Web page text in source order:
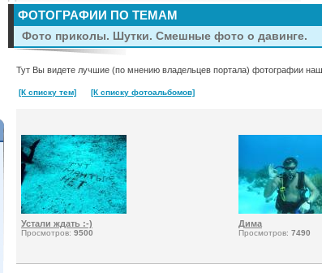
ФОТОГРАФИИ ПО ТЕМАМ
Фото приколы. Шутки. Смешные фото о давинге.
Тут Вы видете лучшие (по мнению владельцев портала) фотографии
[К списку тем] [К списку фотоальбомов]
Устали ждать :-)
Просмотров: 9500
Дима
Просмотров: 7490